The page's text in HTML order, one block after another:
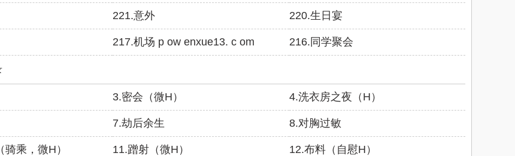
221.意外 220.生日宴
217.机场 p ow enxue13. c om 216.同学聚会
3.密会（微H） 4.洗衣房之夜（H）
7.劫后余生 8.对胸过敏
乘，微H） 11.蹭射（微H） 12.布料（自慰H）